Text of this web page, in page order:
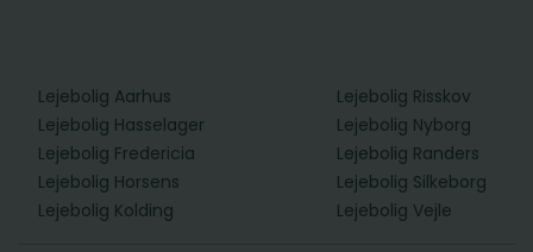
Lejebolig Aarhus
Lejebolig Hasselager
Lejebolig Fredericia
Lejebolig Horsens
Lejebolig Kolding
Lejebolig Risskov
Lejebolig Nyborg
Lejebolig Randers
Lejebolig Silkeborg
Lejebolig Vejle